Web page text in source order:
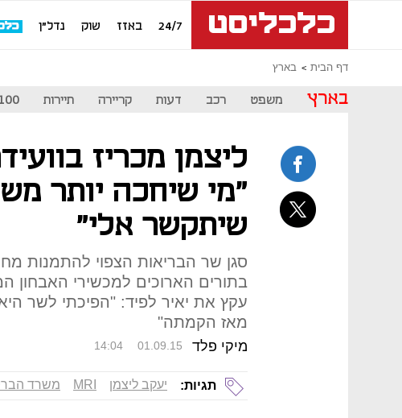
24/7 באזז שוק נדל"ן
דף הבית בארץ
בארץ משפט רכב דעות קריירה תיירות
ליצמן מכריז
שיתקשר אלי"
סגן שר הבריאות הצפוי להתמנות
בתורים הארוכים למכשירי האבחון
עקץ את יאיר לפיד: "הפיכתי לשר
מאז הקמתה"
מיקי פלד 14:04 01.09.15
תגיות: יעקב ליצמן MRI משרד